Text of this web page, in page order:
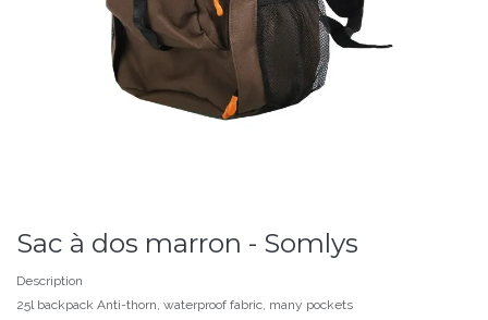
Sac à dos marron - Somlys
Description
25l backpack Anti-thorn, waterproof fabric, many pockets